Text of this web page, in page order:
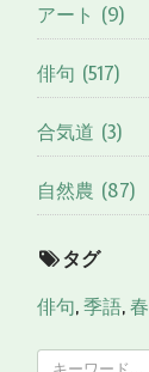
アート (9)
俳句 (517)
合気道 (3)
自然農 (87)
タグ
俳句,季語,春